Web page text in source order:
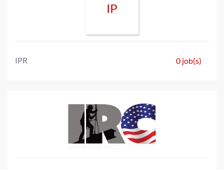
IP
IPR 0 job(s)